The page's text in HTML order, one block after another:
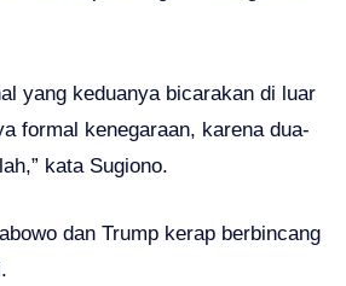
yang keduanya bicarakan di luar
formal kenegaraan, karena dua-
kata Sugiono.
dan Trump kerap berbincang